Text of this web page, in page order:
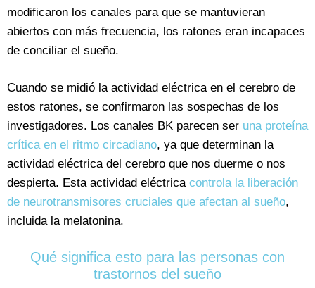
modificaron los canales para que se mantuvieran
abiertos con más frecuencia, los ratones eran incapaces
de conciliar el sueño.
Cuando se midió la actividad eléctrica en el cerebro de
estos ratones, se confirmaron las sospechas de los
investigadores. Los canales BK parecen ser una proteína
crítica en el ritmo circadiano, ya que determinan la
actividad eléctrica del cerebro que nos duerme o nos
despierta. Esta actividad eléctrica controla la liberación
de neurotransmisores cruciales que afectan al sueño,
incluida la melatonina.
Qué significa esto para las personas con
trastornos del sueño